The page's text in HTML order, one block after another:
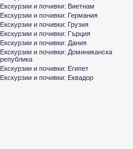
Екскурзии и почивки: Виетнам
Екскурзии и почивки: Германия
Екскурзии и почивки: Грузия
Екскурзии и почивки: Гърция
Екскурзии и почивки: Дания
Екскурзии и почивки: Доминиканска
република
Екскурзии и почивки: Египет
Екскурзии и почивки: Еквадор